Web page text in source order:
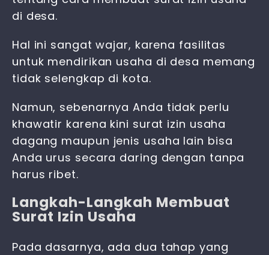
di desa.
Hal ini sangat wajar, karena fasilitas
untuk mendirikan usaha di desa memang
tidak selengkap di kota.
Namun, sebenarnya Anda tidak perlu
khawatir karena kini surat izin usaha
dagang maupun jenis usaha lain bisa
Anda urus secara daring dengan tanpa
harus ribet.
Langkah-Langkah Membuat
Surat Izin Usaha
Pada dasarnya, ada dua tahap yang